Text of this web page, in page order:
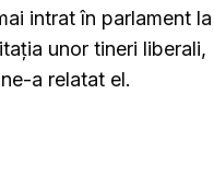
intrat în parlament la
unor tineri liberali,
a relatat el.